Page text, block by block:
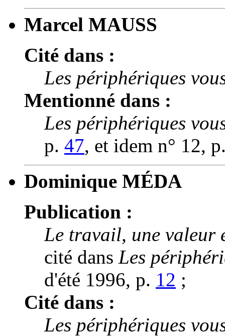
Marcel MAUSS
Cité dans :
Les périphériques
Mentionné dans :
Les périphériques
p. 47, et idem n° 12,
Dominique MÉDA
Publication :
Le travail, une valeur
cité dans Les
d'été 1996, p. 12 ;
Cité dans :
Les périphériques